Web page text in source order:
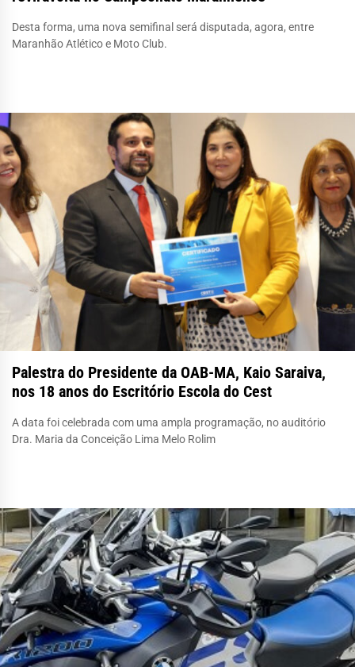
Desta forma, uma nova semifinal será disputada, agora, entre
Maranhão Atlético e Moto Club.
Palestra do Presidente da OAB-MA, Kaio Saraiva,
nos 18 anos do Escritório Escola do Cest
A data foi celebrada com uma ampla programação, no auditório
Dra. Maria da Conceição Lima Melo Rolim